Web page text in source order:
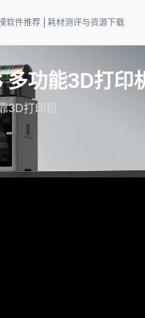
软件推荐 | 耗材测评与资源下载
多功能3D打印
3D打印机